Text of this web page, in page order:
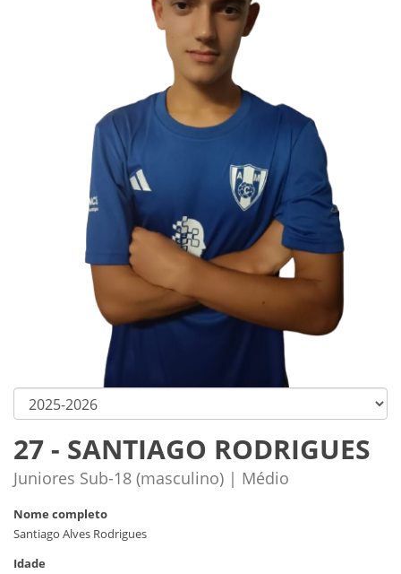
27 - SANTIAGO RODRIGUES
Juniores Sub-18 (masculino) | Médio
Nome completo
Santiago Alves Rodrigues
Idade